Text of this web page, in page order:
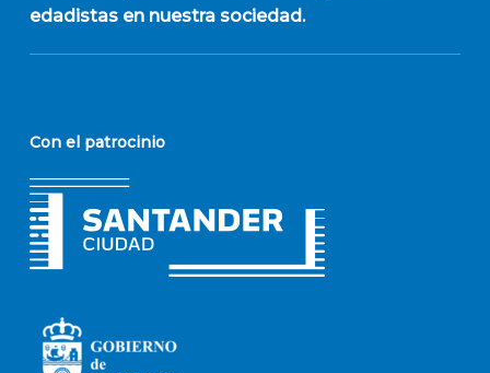
edadistas en nuestra sociedad.
Con el patrocinio